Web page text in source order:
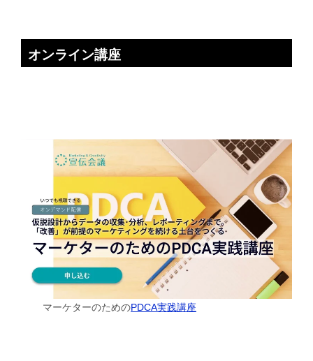
オンライン講座
マーケターのためのPDCA実践講座